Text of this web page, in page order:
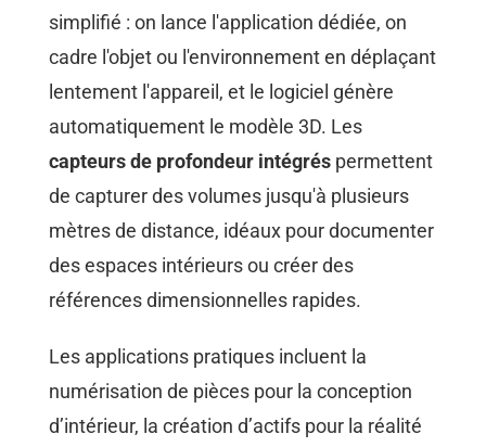
simplifié : on lance l'application dédiée, on
cadre l'objet ou l'environnement en déplaçant
lentement l'appareil, et le logiciel génère
automatiquement le modèle 3D. Les
capteurs de profondeur intégrés permettent
de capturer des volumes jusqu'à plusieurs
mètres de distance, idéaux pour documenter
des espaces intérieurs ou créer des
références dimensionnelles rapides.
Les applications pratiques incluent la
numérisation de pièces pour la conception
d’intérieur, la création d’actifs pour la réalité